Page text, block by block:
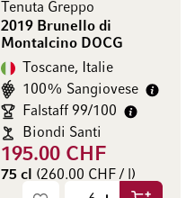
Tenuta Greppo
2019 Brunello di
Montalcino DOCG
Toscane, Italie
100% Sangiovese
Falstaff 99/100
Biondi Santi
195.00 CHF
75 cl (260.00 CHF / l)